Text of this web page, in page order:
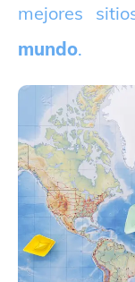
mejores
mundo.